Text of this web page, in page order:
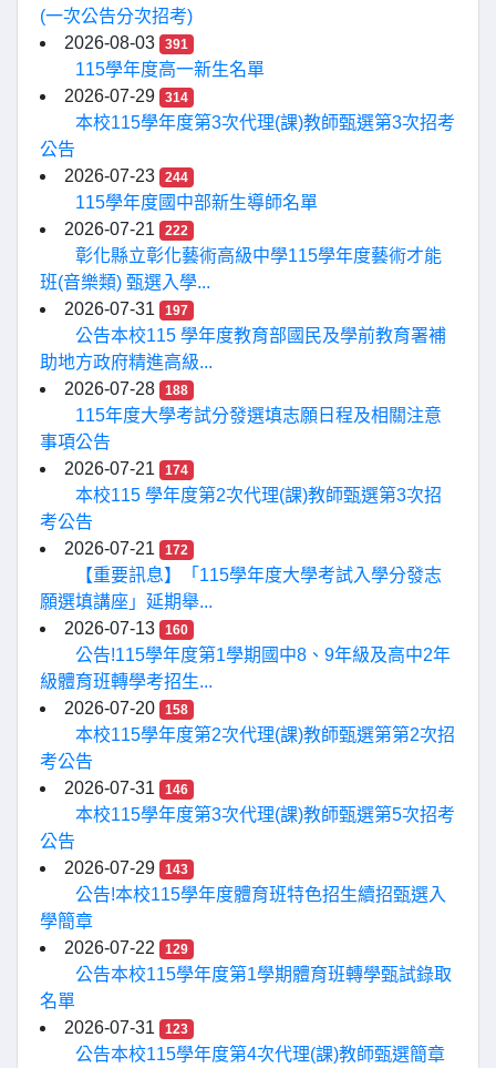
(一次公告分次招考)
2026-08-03
391
115學年度高一新生名單
2026-07-29
314
本校115學年度第3次代理(課)教師甄選第3次招考
公告
2026-07-23
244
115學年度國中部新生導師名單
2026-07-21
222
彰化縣立彰化藝術高級中學115學年度藝術才能
班(音樂類) 甄選入學...
2026-07-31
197
公告本校115 學年度教育部國民及學前教育署補
助地方政府精進高級...
2026-07-28
188
115年度大學考試分發選填志願日程及相關注意
事項公告
2026-07-21
174
本校115 學年度第2次代理(課)教師甄選第3次招
考公告
2026-07-21
172
【重要訊息】「115學年度大學考試入學分發志
願選填講座」延期舉...
2026-07-13
160
公告!115學年度第1學期國中8、9年級及高中2年
級體育班轉學考招生...
2026-07-20
158
本校115學年度第2次代理(課)教師甄選第第2次招
考公告
2026-07-31
146
本校115學年度第3次代理(課)教師甄選第5次招考
公告
2026-07-29
143
公告!本校115學年度體育班特色招生續招甄選入
學簡章
2026-07-22
129
公告本校115學年度第1學期體育班轉學甄試錄取
名單
2026-07-31
123
公告本校115學年度第4次代理(課)教師甄選簡章